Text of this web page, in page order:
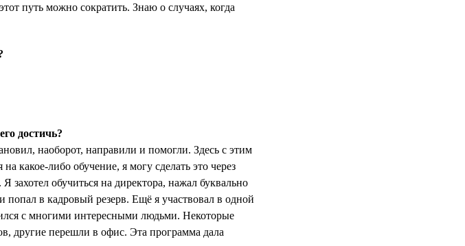
путь можно сократить. Знаю о случаях, когда
достичь?
наоборот, направили и помогли. Здесь с этим
какое-либо обучение, я могу сделать это через
захотел обучиться на директора, нажал буквально
в кадровый резерв. Ещё я участвовал в одной
с многими интересными людьми. Некоторые
другие перешли в офис. Эта программа дала